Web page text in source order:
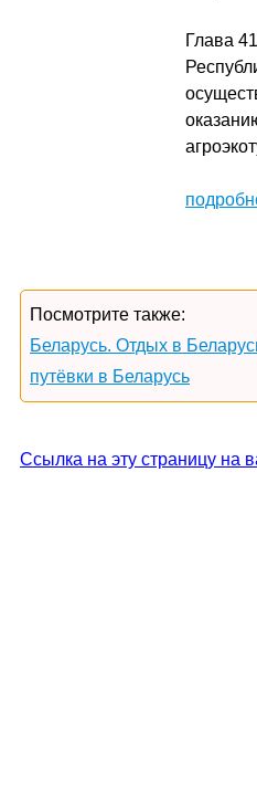
Глава
Посмотрите также:
Беларусь. Отдых в
путёвки в Беларусь
Ссылка на эту страницу на